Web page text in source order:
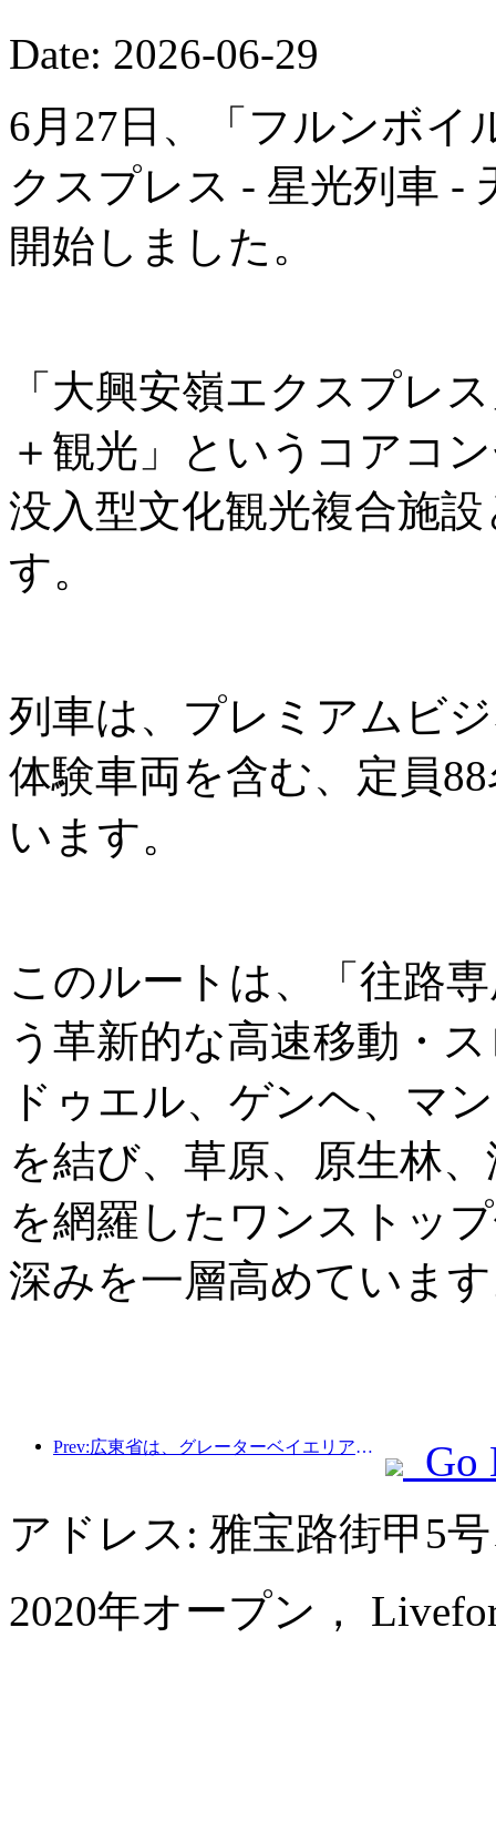
Date: 2026-06-29
6月27日、「フルンボイ
クスプレス - 星光列車 -
開始しました。
「大興安嶺エクスプレ
＋観光」というコアコ
没入型文化観光複合施
す。
列車は、プレミアムビ
体験車両を含む、定員
います。
このルートは、「往路
う革新的な高速移動・
ドゥエル、ゲンヘ、マ
を結び、草原、原生林
を網羅したワンストッ
深みを一層高めていま
Prev:広東省は、グレーターベイエリアを世界クラスの観光地にするためのサービス産業能力拡大計画を発表した。
Go
アドレス: 雅宝路街甲5
2020年オープン，